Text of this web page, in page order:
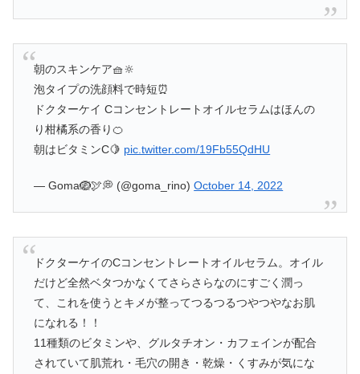
朝のスキンケア🧺🔆
泡タイプの洗顔料で時短⏰
ドクターケイ Cコンセントレートオイルセラムはほんの
り柑橘系の香り🍊
朝はビタミンC🍋 pic.twitter.com/19Fb55QdHU
— Goma🪺🕊‎💭 (@goma_rino)October 14, 2022
ドクターケイのCコンセントレートオイルセラム。オイル
だけど全然ベタつかなくてさらさらなのにすごく潤っ
て、これを使うとキメが整ってつるつるつやつやなお肌
になれる！！
11種類のビタミンや、グルタチオン・カフェインが配合
されていて肌荒れ・毛穴の開き・乾燥・くすみが気にな